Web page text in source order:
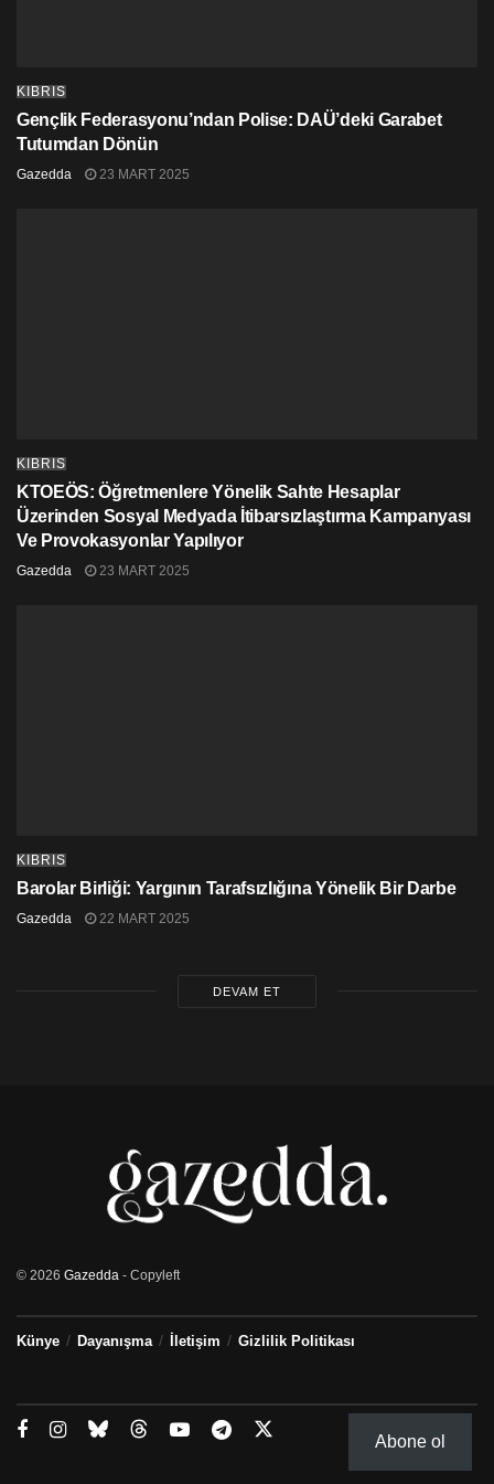
KIBRIS
Gençlik Federasyonu’ndan Polise: DAÜ’deki Garabet
Tutumdan Dönün
Gazedda 23 MART 2025
KIBRIS
KTOEÖS: Öğretmenlere Yönelik Sahte Hesaplar
Üzerinden Sosyal Medyada İtibarsızlaştırma Kampanyası
Ve Provokasyonlar Yapılıyor
Gazedda 23 MART 2025
KIBRIS
Barolar Birliği: Yargının Tarafsızlığına Yönelik Bir Darbe
Gazedda 22 MART 2025
DEVAM ET
© 2026 Gazedda - Copyleft
Künye Dayanışma İletişim Gizlilik Politikası
Abone ol